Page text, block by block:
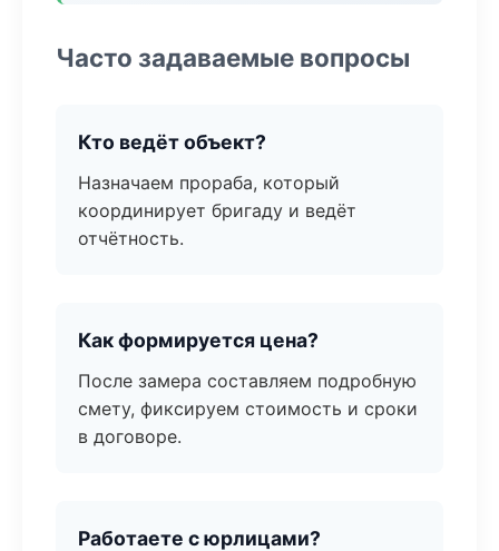
Часто задаваемые вопросы
Кто ведёт объект?
Назначаем прораба, который
координирует бригаду и ведёт
отчётность.
Как формируется цена?
После замера составляем подробную
смету, фиксируем стоимость и сроки
в договоре.
Работаете с юрлицами?